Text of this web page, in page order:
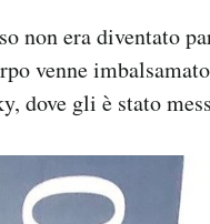
non era diventato
venne
dove gli è stato